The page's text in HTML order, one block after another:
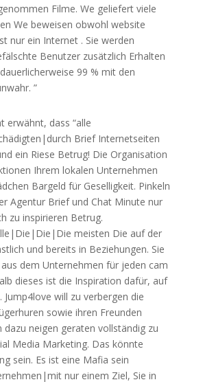
Filme. We geliefert viele
We beweisen obwohl website
nur ein Internet . Sie werden
Benutzer zusätzlich Erhalten
99 % mit den
”
erwähnt, dass “alle
Brief Internetseiten
ein Riese Betrug! Die Organisation
Ihrem lokalen Unternehmen
Bargeld für Geselligkeit. Pinkeln
Agentur Brief und Chat Minute nur
zu inspirieren Betrug.
meisten Die auf der
und bereits in Beziehungen. Sie
dem Unternehmen für jeden cam
dieses ist die Inspiration dafür, auf
will zu verbergen die
sowie ihren Freunden
dazu neigen geraten vollständig zu
Media Marketing. Das könnte
sein. Es ist eine Mafia sein
nur einem Ziel, Sie in